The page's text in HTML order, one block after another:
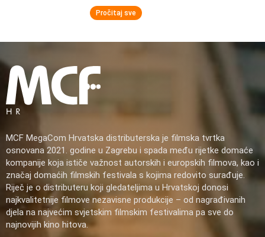
Pročitaj sve
MCF MegaCom Hrvatska distributerska je filmska tvrtka
osnovana 2021. godine u Zagrebu i spada među rijetke domaće
kompanije koja ističe važnost autorskih i europskih filmova, kao i
značaj domaćih filmskih festivala s kojima redovito surađuje.
Riječ je o distributeru koji gledateljima u Hrvatskoj donosi
najkvalitetnije filmove nezavisne produkcije – od nagrađivanih
djela na najvećim svjetskim filmskim festivalima pa sve do
najnovijih kino hitova.